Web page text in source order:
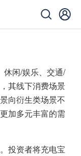
休闲/娱乐、交通/
其线下消费场景
向衍生类场景不
加多元丰富的需
投资者将充电宝